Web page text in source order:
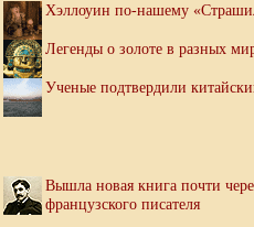
Хэллоуин по-нашему
Легенды о золоте в разных
Ученые подтвердили
Вышла новая книга почти
французского писателя